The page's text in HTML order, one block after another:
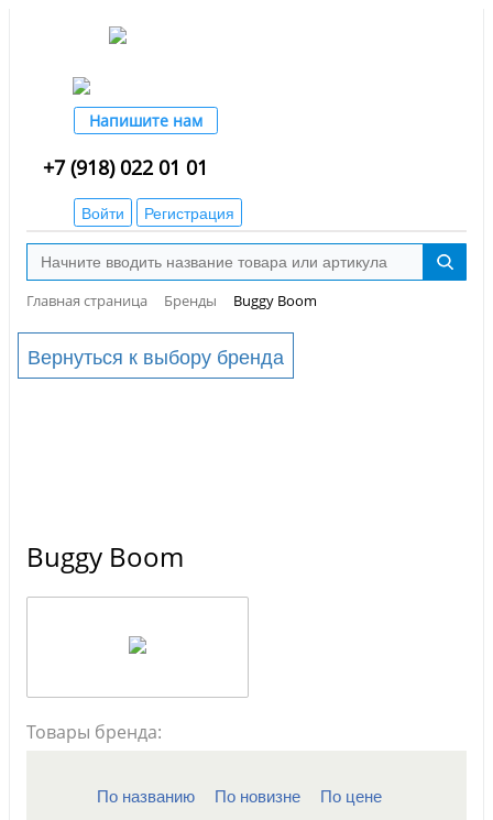
Напишите нам
+7 (918) 022 01 01
Войти Регистрация
Главная страница Бренды Buggy Boom
Вернуться к выбору бренда
Buggy Boom
Товары бренда:
По названию По новизне По цене